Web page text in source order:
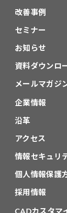
改善事例
セミナー
お知らせ
資料ダウンロ
メールマガジ
企業情報
沿革
アクセス
情報セキュリ
個人情報保護
採用情報